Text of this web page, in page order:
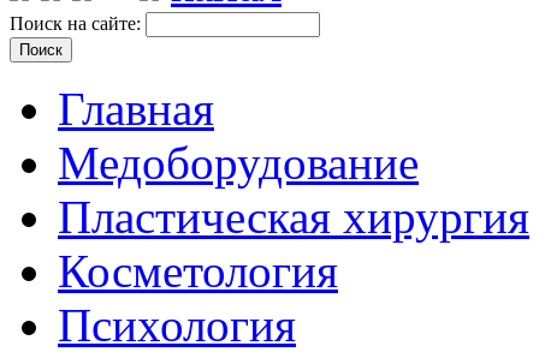
Поиск на сайте:
Главная
Медоборудование
Пластическая хирургия
Косметология
Психология